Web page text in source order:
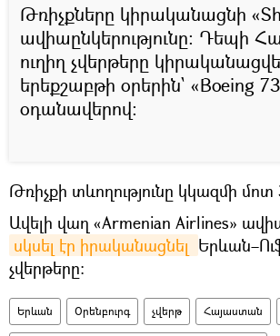
Թռիչքները կիրականացնի
ավիաընկերությունը։ Դեպի
ուղիղ չվերթերը
երեքշաբթի օրերին` «Boeing
օդանավերով:
Թռիչքի տևողությունը կկազմի
Ավելի վաղ «Armenian Airlines»
սկսել էր իրականացնել
չվերթերը:
Երևան Օրենբուրգ չվերթ Հայաստան